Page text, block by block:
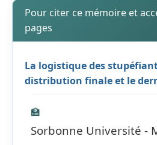
Pour citer ce mémoire et
pages
La logistique des
distribution finale et le
🏫
Sorbonne Université -